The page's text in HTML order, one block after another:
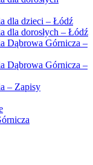
dla dzieci – Łódź
dla dorosłych – Łódź
Dąbrowa Górnicza –
Dąbrowa Górnicza –
– Zapisy